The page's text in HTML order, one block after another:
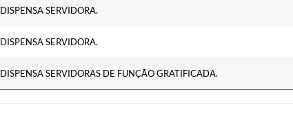
DISPENSA SERVIDORA.
DISPENSA SERVIDORA.
DISPENSA SERVIDORAS DE FUNÇÃO GRATIFICADA.